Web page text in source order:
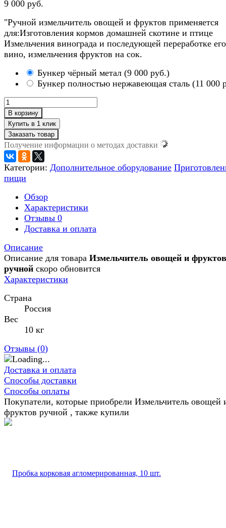
9 000 руб.
"Ручной измельчитель овощей и фруктов применяется
для:Изготовления кормов домашней скотине и птице
Измельчения винограда и последующей переработке
вино, измельчения фруктов на сок.
Бункер чёрный метал (9 000 руб.)
Бункер полностью нержавеющая сталь (11 000
В корзину
Заказать товар
Получение информации о методах доставки
Категории: Дополнительное оборудование
пищи
Обзор
Характеристики
Отзывы 0
Доставка и оплата
Описание
Описание для товара Измельчитель овощей и фруктов
ручной скоро обновится
Характеристики
Страна
Россия
Вес
10 кг
Отзывы (0)
Доставка и оплата
Способы доставки
Способы оплаты
Покупатели, которые приобрели Измельчитель овощей
фруктов ручной , также купили